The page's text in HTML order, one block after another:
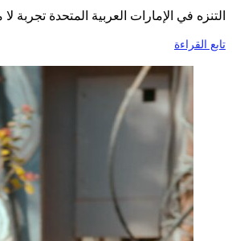
التنزه في الإمارات العربية المتحدة
تابع القراءة